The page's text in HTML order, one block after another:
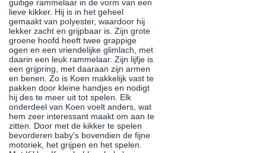
guitige rammelaar in de vorm van een
lieve kikker. Hij is in het geheel
gemaakt van polyester, waardoor hij
lekker zacht en grijpbaar is. Zijn grote
groene hoofd heeft twee grappige
ogen en een vriendelijke glimlach, met
daarin een leuk rammelaar. Zijn lijfje is
een grijpring, met daaraan zijn armen
en benen. Zo is Koen makkelijk vast te
pakken door kleine handjes en nodigt
hij des te meer uit tot spelen. Elk
onderdeel van Koen voelt anders, wat
hem zeer interessant maakt om aan te
zitten. Door met de kikker te spelen
bevorderen baby's bovendien de fijne
motoriek, het grijpen en het spelen.